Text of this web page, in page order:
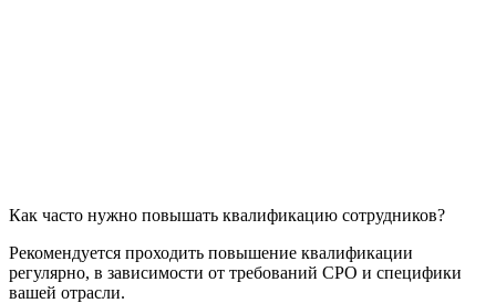
Как часто нужно повышать квалификацию сотрудников?
Рекомендуется проходить повышение квалификации
регулярно, в зависимости от требований СРО и специфики
вашей отрасли.